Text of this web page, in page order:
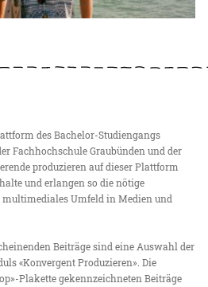
des Bachelor-Studiengangs
Fachhochschule Graubünden und der
produzieren auf dieser Plattform
und erlangen so die nötige
Umfeld in Medien und
Beiträge sind eine Auswahl der
«Konvergent Produzieren». Die
Plakette gekennzeichneten Beiträge